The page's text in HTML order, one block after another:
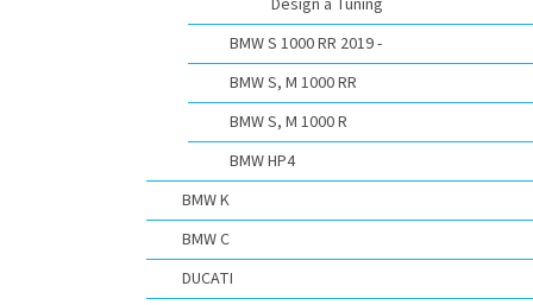
Design a Tuning
BMW S 1000 RR 2019 -
BMW S, M 1000 RR
BMW S, M 1000 R
BMW HP4
BMW K
BMW C
DUCATI